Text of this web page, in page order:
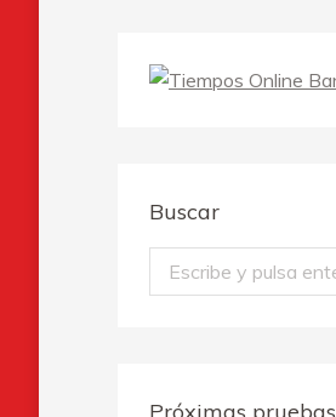
Buscar
Buscar: